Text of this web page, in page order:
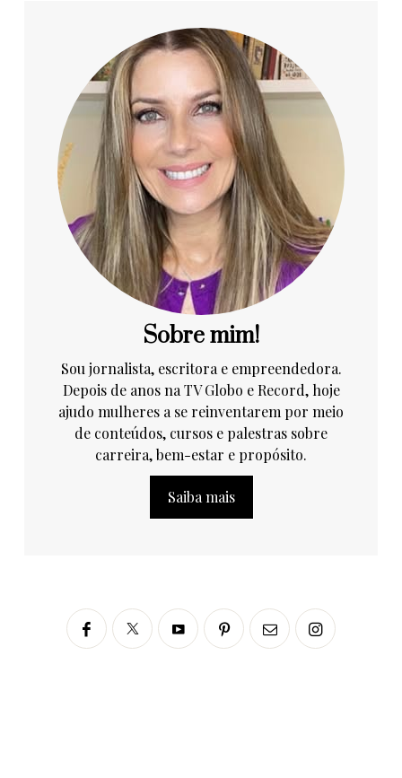
Sobre mim!
Sou jornalista, escritora e empreendedora.
Depois de anos na TV Globo e Record, hoje
ajudo mulheres a se reinventarem por meio
de conteúdos, cursos e palestras sobre
carreira, bem-estar e propósito.
Saiba mais